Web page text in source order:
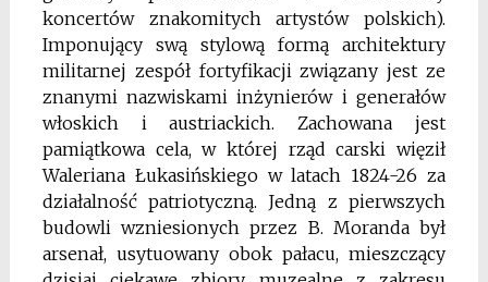
koncertów znakomitych artystów polskich).
Imponujący swą stylową formą architektury
militar­nej zespół fortyfikacji związany jest ze
znanymi nazwiskami inżynierów i genera­łów
włoskich i austriackich. Zachowana jest
pamiątkowa cela, w której rząd carski więził
Waleriana Łukasińskiego w latach 1824-26 za
działalność patriotyczną. Jedną z pierwszych
budowli wzniesionych przez B. Moranda był
arsenał, usytuowany obok pałacu, mieszczący